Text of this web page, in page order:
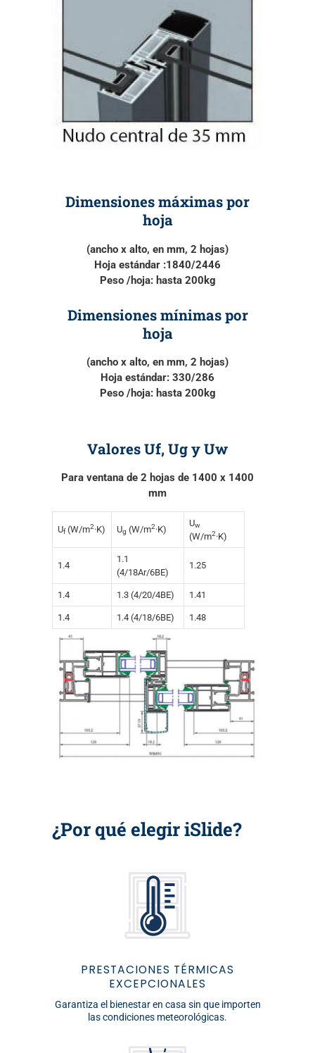
Dimensiones máximas por
hoja
(ancho x alto, en mm, 2 hojas)
Hoja estándar :1840/2446
Peso /hoja: hasta 200kg
Dimensiones mínimas por
hoja
(ancho x alto, en mm, 2 hojas)
Hoja estándar: 330/286
Peso /hoja: hasta 200kg
Valores Uf, Ug y Uw
Para ventana de 2 hojas de 1400 x 1400
mm
Uf(W/m2·K) Ug (W/m2·K)
Uw
(W/m2·K)
1.4
1.1
(4/18Ar/6BE)
1.25
1.4 1.3 (4/20/4BE) 1.41
1.4 1.4 (4/18/6BE) 1.48
¿Por qué elegir iSlide?
PRESTACIONES TÉRMICAS
EXCEPCIONALES
Garantiza el bienestar en casa sin que importen
las condiciones meteorológicas.